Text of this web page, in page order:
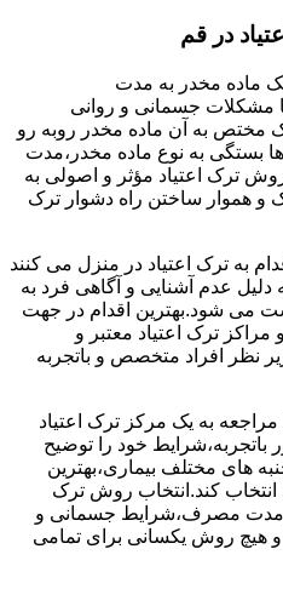
در قم
ماده مخدر به مدت
مشکلات جسمانی و روانی
مختص به آن ماده مخدر روبه رو
بستگی به نوع ماده مخدر،مدت
ترک اعتیاد مؤثر و اصولی به
و هموار ساختن راه دشوار ترک
به ترک اعتیاد در منزل می کنند
دلیل عدم آشنایی و آگاهی فرد به
می شود.بهترین اقدام در جهت
مراکز ترک اعتیاد معتبر و
نظر افراد متخصص و باتجربه
مراجعه به یک مرکز ترک اعتیاد
خود را توضیح
های مختلف بیماری،بهترین
کند.انتخاب روش ترک
مصرف،شرایط جسمانی و
هیچ روش یکسانی برای تمامی